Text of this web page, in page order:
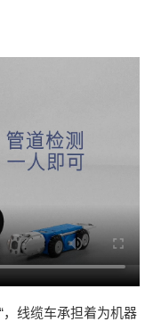
线缆车承担着为机器